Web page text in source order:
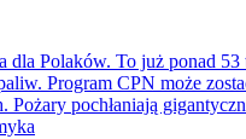
Polaków. To już ponad 53
Program CPN może
Pożary pochłaniają